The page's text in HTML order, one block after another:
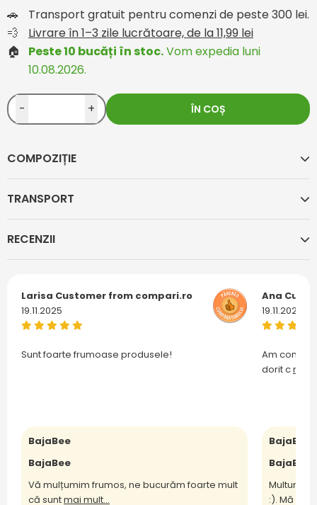
COMPOZIȚIE
TRANSPORT
RECENZII
Larisa Customer from compari.ro
19.11.2025
Sunt foarte frumoase produsele!
BajaBee
BajaBee
Vă mulțumim frumos, ne bucurăm foarte mult
că suntmai mult...
Ana
19.11.2025
Am
dorit cmai
BajaBee
BajaBee
:). Mă bu
🚗
Transport gratuit pentru comenzi de peste 300 lei.
💨
Livrare în 1–3 zile lucrătoare, de la 11,99 lei
🏠
Peste 10 bucăți în stoc.Vom expedia luni
10.08.2026.
- + ÎN COȘ